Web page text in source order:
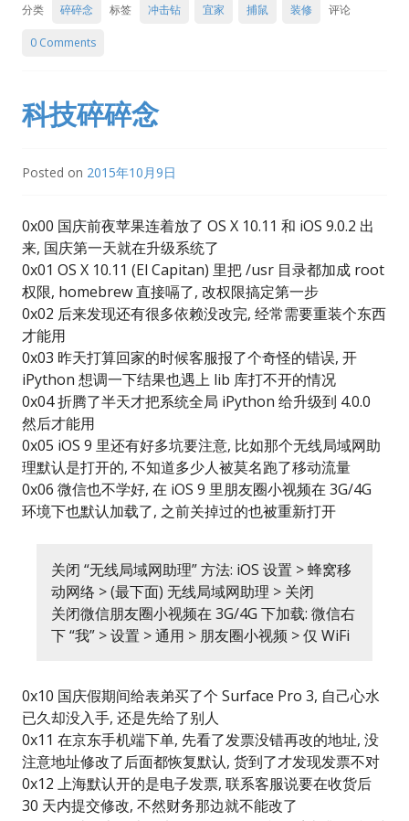
分类 碎碎念 标签 冲击钻 宜家 捕鼠 装修 评论
0 Comments
科技碎碎念
Posted on 2015年10月9日
0x00 国庆前夜苹果连着放了 OS X 10.11 和 iOS 9.0.2 出
来, 国庆第一天就在升级系统了
0x01 OS X 10.11 (El Capitan) 里把 /usr 目录都加成 root
权限, homebrew 直接嗝了, 改权限搞定第一步
0x02 后来发现还有很多依赖没改完, 经常需要重装个东西
才能用
0x03 昨天打算回家的时候客服报了个奇怪的错误, 开
iPython 想调一下结果也遇上 lib 库打不开的情况
0x04 折腾了半天才把系统全局 iPython 给升级到 4.0.0
然后才能用
0x05 iOS 9 里还有好多坑要注意, 比如那个无线局域网助
理默认是打开的, 不知道多少人被莫名跑了移动流量
0x06 微信也不学好, 在 iOS 9 里朋友圈小视频在 3G/4G
环境下也默认加载了, 之前关掉过的也被重新打开
关闭 “无线局域网助理” 方法: iOS 设置 > 蜂窝移
动网络 > (最下面) 无线局域网助理 > 关闭
关闭微信朋友圈小视频在 3G/4G 下加载: 微信右
下 “我” > 设置 > 通用 > 朋友圈小视频 > 仅 WiFi
0x10 国庆假期间给表弟买了个 Surface Pro 3, 自己心水
已久却没入手, 还是先给了别人
0x11 在京东手机端下单, 先看了发票没错再改的地址, 没
注意地址修改了后面都恢复默认, 货到了才发现发票不对
0x12 上海默认开的是电子发票, 联系客服说要在收货后
30 天内提交修改, 不然财务那边就不能改了